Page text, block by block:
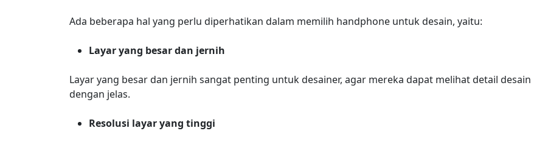
Ada beberapa hal yang perlu diperhatikan dalam memilih handphone untuk desain, yaitu:
Layar yang besar dan jernih
Layar yang besar dan jernih sangat penting untuk desainer, agar mereka dapat melihat detail desain
dengan jelas.
Resolusi layar yang tinggi